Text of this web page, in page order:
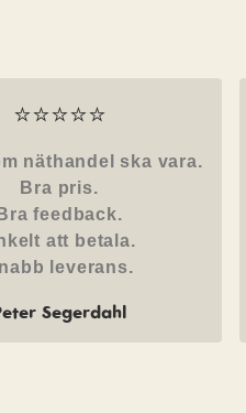
⭐⭐⭐⭐⭐
näthandel ska vara.
Bra pris.
Bra feedback.
att betala.
leverans.
Segerdahl